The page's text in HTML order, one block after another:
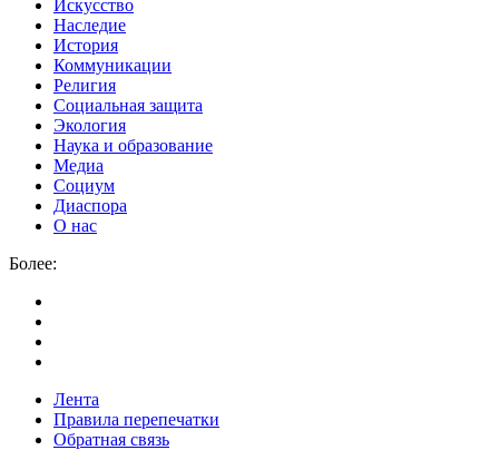
Искусство
Наследие
История
Коммуникации
Религия
Социальная защита
Экология
Наука и образование
Медиа
Социум
Диаспора
О нас
Более:
Лента
Правила перепечатки
Обратная связь